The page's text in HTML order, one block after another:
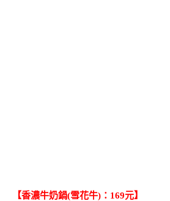
【香濃牛奶鍋(雪花牛)：169元】